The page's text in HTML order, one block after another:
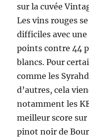
sur la cuvée
Les vins rouges
difficiles avec
points contre 44
blancs. Pour
comme les
d’autres, cela
notamment les
meilleur score
pinot noir de